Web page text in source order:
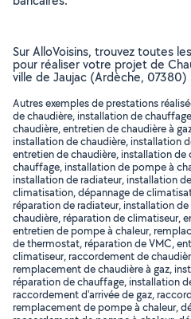
Sur AlloVoisins, trouvez toutes
pour réaliser votre projet de
ville de Jaujac (Ardèche, 07380)
Autres exemples de prestations
de chaudière, installation de
chaudière, entretien de chaudière à
installation de chaudière, installation
entretien de chaudière, installation de
chauffage, installation de pompe à
installation de radiateur, installation
climatisation, dépannage de
réparation de radiateur, installation
chaudière, réparation de climatiseur,
entretien de pompe à chaleur,
de thermostat, réparation de VMC,
climatiseur, raccordement de
remplacement de chaudière à gaz,
réparation de chauffage, installation
raccordement d'arrivée de gaz,
remplacement de pompe à chaleur,